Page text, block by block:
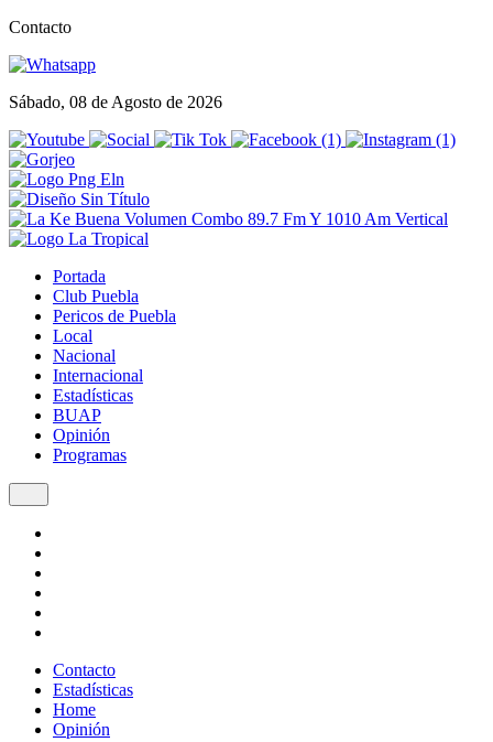
Contacto
Sábado, 08 de Agosto de 2026
Portada
Club Puebla
Pericos de Puebla
Local
Nacional
Internacional
Estadísticas
BUAP
Opinión
Programas
Contacto
Estadísticas
Home
Opinión